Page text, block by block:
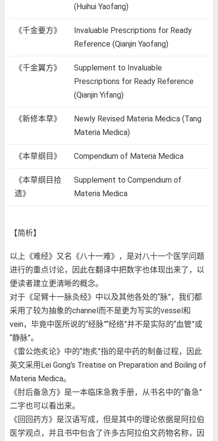
(Huihui Yaofang)
《千金要方》
Invaluable Prescriptions for Ready
Reference (Qianjin Yaofang)
《千金翼方》
Supplement to Invaluable
Prescriptions for Ready Reference
(Qianjin Yifang)
《新修本草》
Newly Revised Materia Medica (Tang
Materia Medica)
《本草纲目》 Compendium of Materia Medica
《本草纲目拾
遗》
Supplement to Compendium of
Materia Medica
【简析】
以上《难经》又名《八十一难》，是对八十一个医学问题
进行的重点讨论，因此在翻译中把数字也体现出来了，以
便读者建立更清晰的概念。
对于《足臂十一脉灸经》中以及其他各处的“脉”，我们都
采用了较为抽象的channel而不是更为写实的vessel和
vein，毕竟中医所说的“经脉”“经络”并不是实际的“血管”或
“静脉”。
《雷公炮炙论》中的“炮炙”指的是中药的制备过程，因此
英文采用Lei Gong’s Treatise on Preparation and Boiling of
Materia Medica。
《肘后备急方》是一本临床急救手册，从书名中的“备急”
二字也可以看出来。
《回回药方》是汉语写成，但是其中的理论依据是阿拉伯
医学观点，并且书中包含了许多古阿拉伯文药物名称，因